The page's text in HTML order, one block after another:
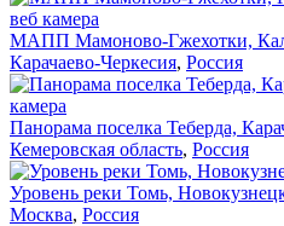
МАПП Мамоново-Гжехотки,
Карачаево-Черкесия, Россия
Панорама поселка Теберда,
Кемеровская область, Россия
Уровень реки Томь,
Москва, Россия